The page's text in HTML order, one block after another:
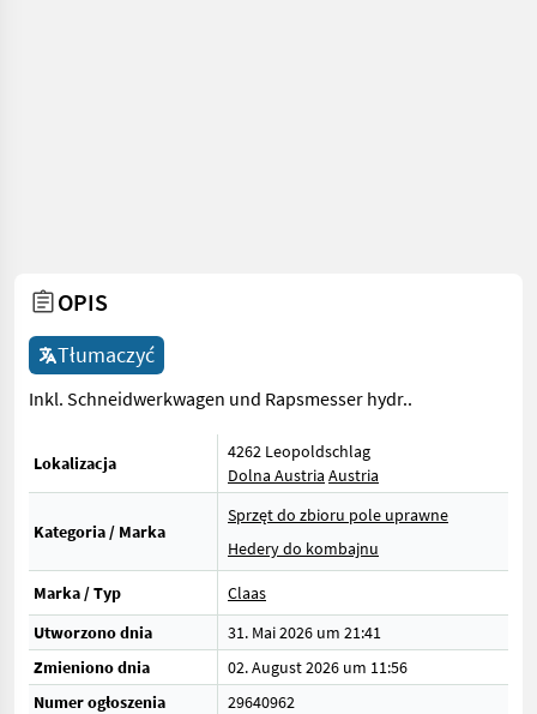
OPIS
Tłumaczyć
Inkl. Schneidwerkwagen und Rapsmesser hydr..
Lokalizacja
4262 Leopoldschlag
Dolna Austria Austria
Kategoria / Marka
Sprzęt do zbioru pole uprawne
Hedery do kombajnu
Marka / Typ
Claas
Utworzono dnia
31. Mai 2026 um 21:41
Zmieniono dnia
02. August 2026 um 11:56
Numer ogłoszenia
29640962